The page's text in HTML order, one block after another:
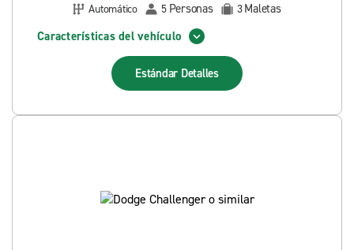
Automático
5 Personas 3Maletas
Características del vehículo
Estándar Detalles